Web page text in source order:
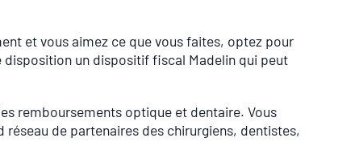
et vous aimez ce que vous faites, optez pour
disposition un dispositif fiscal Madelin qui peut
remboursements optique et dentaire. Vous
réseau de partenaires des chirurgiens, dentistes,